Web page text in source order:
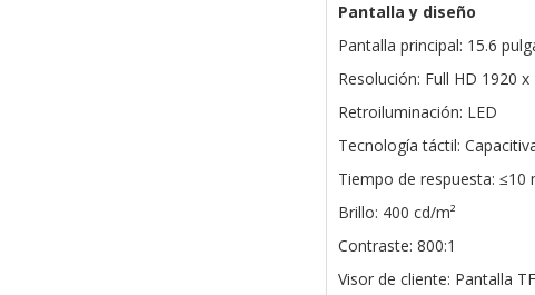
Pantalla y diseño
Pantalla principal: 15.6
Resolución: Full HD 1920 x
Retroiluminación: LED
Tecnología táctil:
Tiempo de respuesta: ≤10
Brillo: 400 cd/m²
Contraste: 800:1
Visor de cliente: Pantalla